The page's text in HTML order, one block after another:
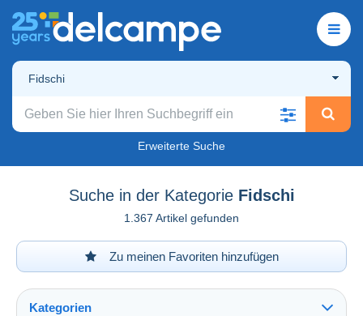
Fidschi
Erweiterte Suche
Suche in der Kategorie Fidschi
1.367 Artikel gefunden
Zu meinen Favoriten hinzufügen
Kategorien